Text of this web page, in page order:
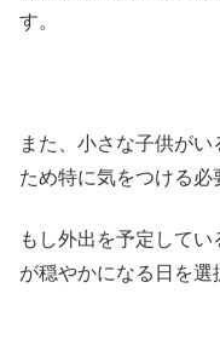
す。
また、小さな子供が
ため特に気をつける必
もし外出を予定して
が穏やかになる日を選